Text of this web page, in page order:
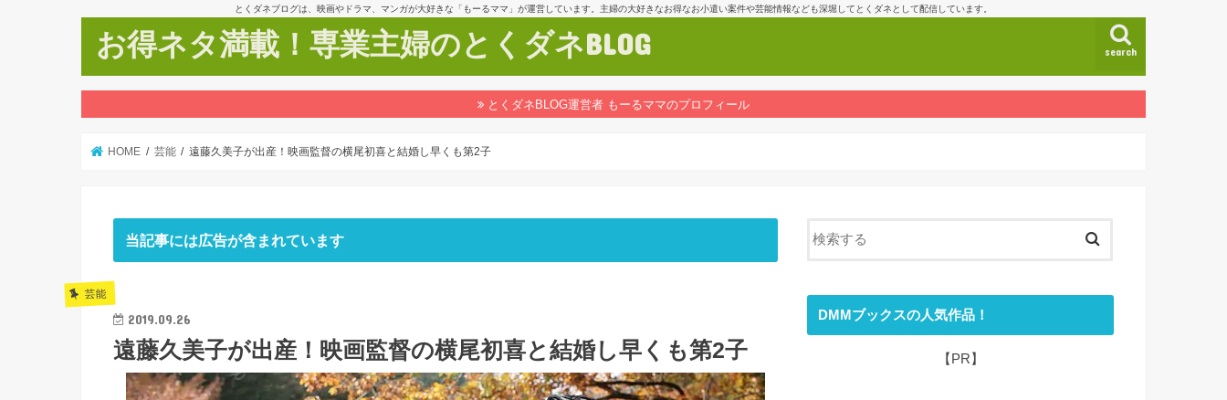
とくダネブログは、映画やドラマ、マンガが大好きな「もーるママ」が運営しています。主婦の大好きなお得なお小遣い案件や芸能情報なども深堀してとくダネとして配信しています。
お得ネタ満載！専業主婦のとくダネBLOG search
とくダネBLOG運営者 もーるママのプロフィール
HOME 芸能 遠藤久美子が出産！映画監督の横尾初喜と結婚し早くも第2子
当記事には広告が含まれています
芸能
2019.09.26
遠藤久美子が出産！映画監督の横尾初喜と結婚し早くも第2子
DMMブックスの人気作品！
【PR】